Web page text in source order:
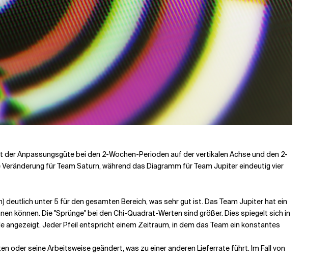
Anpassungsgüte bei den 2-Wochen-Perioden auf der vertikalen Achse und den 2-
für Team Saturn, während das Diagramm für Team Jupiter eindeutig vier
deutlich unter 5 für den gesamten Bereich, was sehr gut ist. Das Team Jupiter hat ein
können. Die "Sprünge" bei den Chi-Quadrat-Werten sind größer. Dies spiegelt sich in
angezeigt. Jeder Pfeil entspricht einem Zeitraum, in dem das Team ein konstantes
oder seine Arbeitsweise geändert, was zu einer anderen Lieferrate führt. Im Fall von